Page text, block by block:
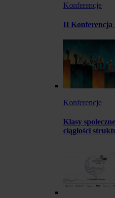
Konferencje
II Konferencja
Konferencje
Klasy
ciągłości